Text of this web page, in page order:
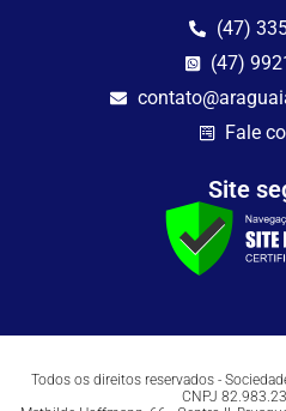
(47)
(47)
Fale
Site
Todos os direitos reservados -
CNPJ